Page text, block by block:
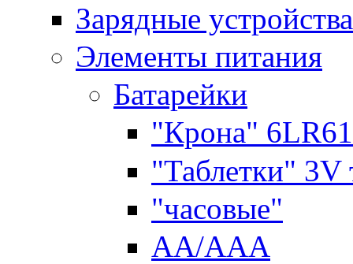
Зарядные устройства
Элементы питания
Батарейки
"Крона"
"Таблетки" 3V
"часовые"
AA/AAA